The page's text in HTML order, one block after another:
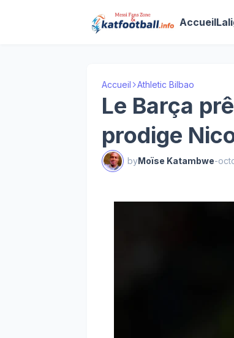
Accueil
Accueil Athletic Bilbao
Le Barça
prodige
byMoïse Katambwe-